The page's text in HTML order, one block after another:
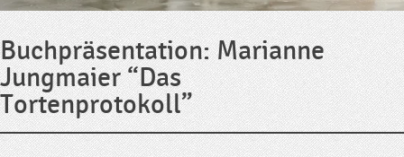
Buchpräsentation: Marianne
Jungmaier “Das
Tortenprotokoll”